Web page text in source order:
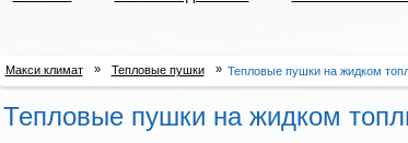
Макси климат » Тепловые пушки » Тепловые пушки на жидком
Тепловые пушки на жидком